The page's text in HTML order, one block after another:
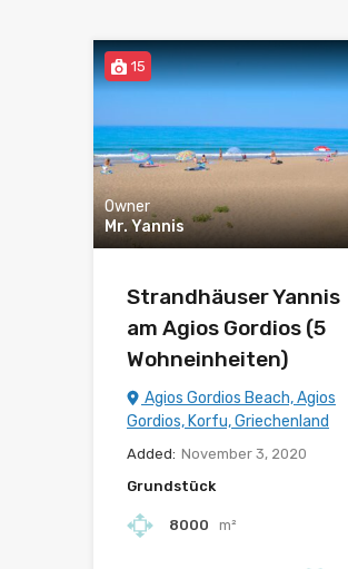
15
Owner
Mr. Yannis
Strandhäuser Yannis
am Agios Gordios (5
Wohneinheiten)
Agios Gordios Beach, Agios
Gordios, Korfu, Griechenland
Added: November 3, 2020
Grundstück
8000 m²